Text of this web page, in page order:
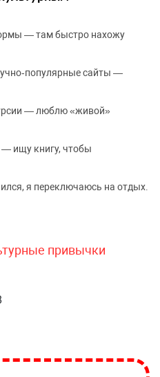
— там быстро нахожу
сайты —
— люблю «живой»
ищу книгу, чтобы
я переключаюсь на отдых.
привычки